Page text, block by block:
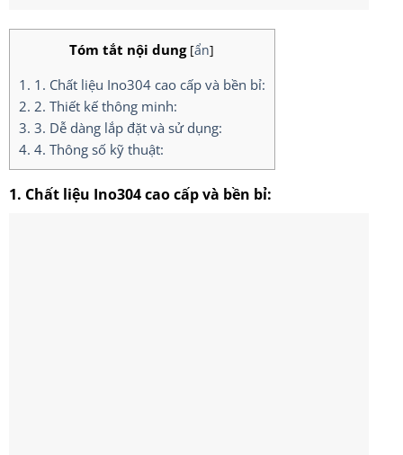
Tóm tắt nội dung [ẩn]
1. 1. Chất liệu Ino304 cao cấp và bền bỉ:
2. 2. Thiết kế thông minh:
3. 3. Dễ dàng lắp đặt và sử dụng:
4. 4. Thông số kỹ thuật:
1. Chất liệu Ino304 cao cấp và bền bỉ: